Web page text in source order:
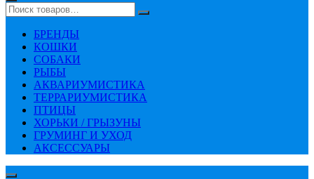
БРЕНДЫ
КОШКИ
СОБАКИ
РЫБЫ
АКВАРИУМИСТИКА
ТЕРРАРИУМИСТИКА
ПТИЦЫ
ХОРЬКИ / ГРЫЗУНЫ
ГРУМИНГ И УХОД
АКСЕССУАРЫ